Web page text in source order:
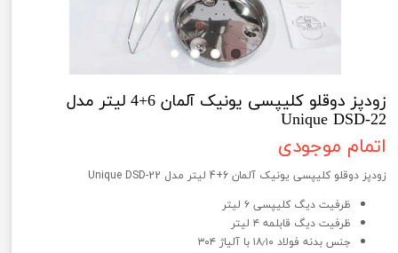
زودپز دوقلو کلیپسی یونیک آلمان 6+4 لیتر مدل
Unique DSD-22
اتمام موجودی
زودپز دوقلو کلیپسی یونیک آلمان 6+4 لیتر مدل Unique DSD-22
ظرفیت دیگ کلیپسی ۶ لیتر
ظرفیت دیگ قابلمه ۴ لیتر
جنس بدنه فولاد ۱۸٫۱۰ با آلیاژ ۳۰۴